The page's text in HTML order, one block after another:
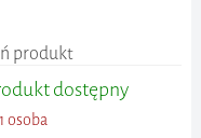
produkt
dostępny
osoba